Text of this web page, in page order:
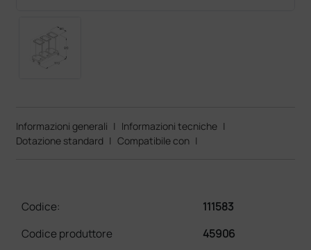
Informazioni generali | Informazioni tecniche |
Dotazione standard | Compatibile con |
Codice:
111583
Codice produttore
45906